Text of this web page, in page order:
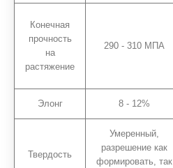
Конечная
прочность
на
растяжение
290 - 310 МПА
Элонг 8 - 12%
Твердость
Умеренный,
разрешение как
формировать, так